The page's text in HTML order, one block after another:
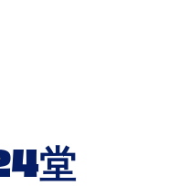
堂